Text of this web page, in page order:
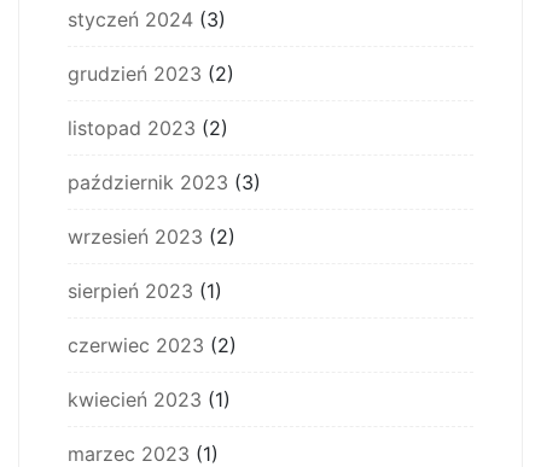
styczeń 2024 (3)
grudzień 2023 (2)
listopad 2023 (2)
październik 2023 (3)
wrzesień 2023 (2)
sierpień 2023 (1)
czerwiec 2023 (2)
kwiecień 2023 (1)
marzec 2023 (1)